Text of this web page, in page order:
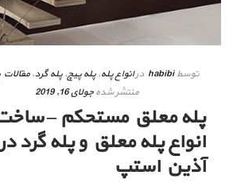
توسط habibi درانواع پله,پله پیچ,پله گرد,
منتشر شده جولای 16, 2019
پله معلق مستحکم –
انواع پله معلق و پله گرد در
آذین استپ